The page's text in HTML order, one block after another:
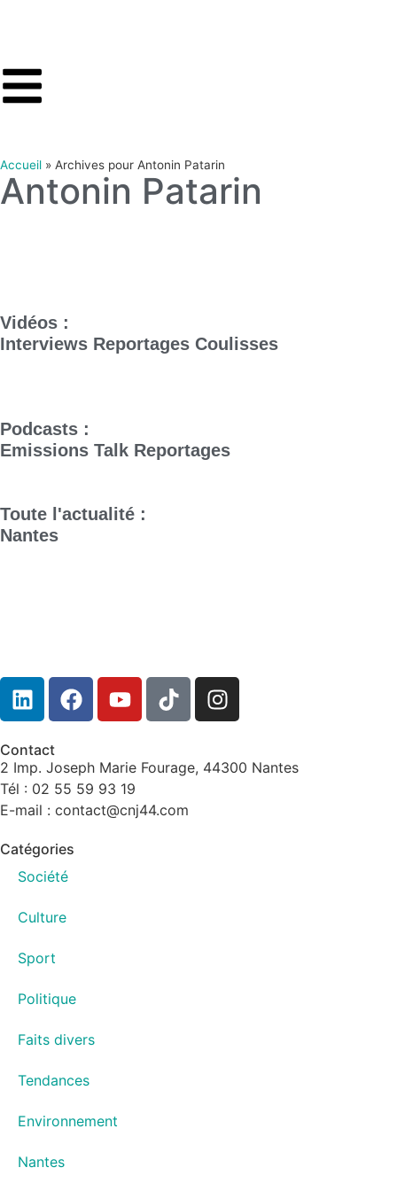
Accueil » Archives pour Antonin Patarin
Antonin Patarin
Vidéos :
Interviews Reportages Coulisses
Podcasts :
Emissions Talk Reportages
Toute l'actualité :
Nantes
Contact
2 Imp. Joseph Marie Fourage, 44300 Nantes
Tél : 02 55 59 93 19
E-mail : contact@cnj44.com
Catégories
Société
Culture
Sport
Politique
Faits divers
Tendances
Environnement
Nantes